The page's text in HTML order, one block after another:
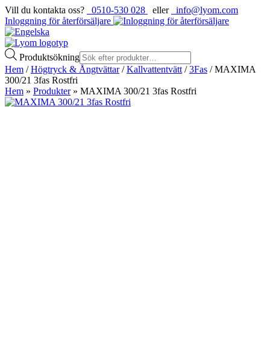
Vill du kontakta oss? 0510-530 028 eller
info@lyom.com
Inloggning för återförsäljare
Produktsökning
Hem /Högtryck & Ångtvättar/Kallvattentvätt /3Fas / MAXIMA
300/21 3fas Rostfri
Hem » Produkter» MAXIMA 300/21 3fas Rostfri